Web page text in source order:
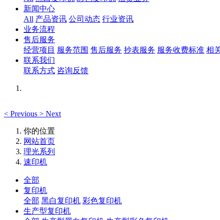
新闻中心
All 产品资讯 公司动态 行业资讯
业务流程
售后服务
经营项目 服务范围 售后服务 抄表服务 服务收费标准 相
联系我们
联系方式 咨询反馈
< Previous > Next
你的位置
网站首页
理光系列
速印机
全部
复印机
全部 黑白复印机 彩色复印机
生产型复印机